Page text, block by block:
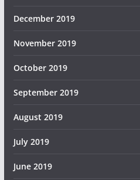
December 2019
November 2019
October 2019
September 2019
August 2019
July 2019
June 2019